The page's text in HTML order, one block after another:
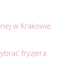
w Krakowie
fryzjera